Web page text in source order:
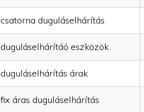
csatorna duguláselhárítás
duguláselhárítáó eszközök
duguláselhárítás árak
fix áras duguláselhárítás